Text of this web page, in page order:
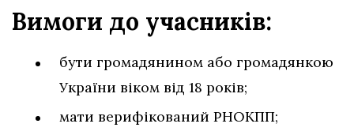
Вимоги до учасників:
бути громадянином або громадянкою
України віком від 18 років;
мати верифікований РНОКПП;